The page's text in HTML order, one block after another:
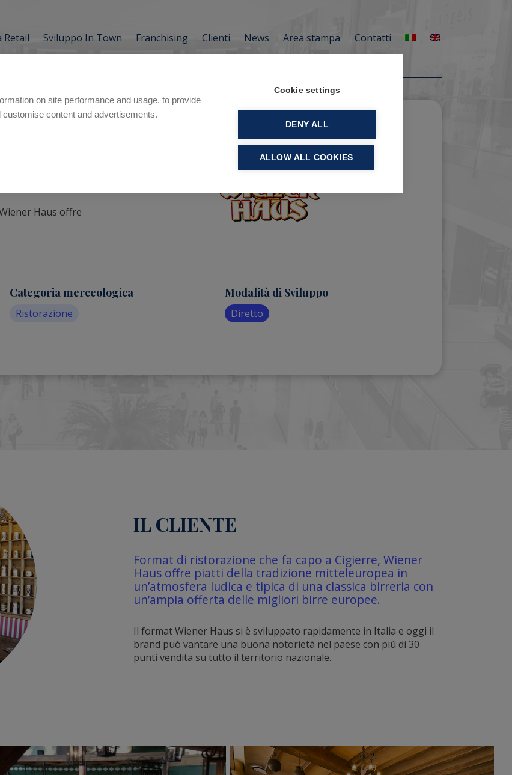
on site performance and usage, to provide
content and advertisements.
Cookie settings
DENY ALL
ALLOW ALL COOKIES
Retail Sviluppo In Town Franchising Clienti News Area stampa Contatti
Haus offre
Categoria merceologica
Ristorazione
Modalità di Sviluppo
Diretto
IL CLIENTE
Format di ristorazione che fa capo a Cigierre, Wiener
Haus offre piatti della tradizione mitteleuropea in
un’atmosfera ludica e tipica di una classica birreria con
un’ampia offerta delle migliori birre europee.
Il format Wiener Haus si è sviluppato rapidamente in Italia e oggi il
brand può vantare una buona notorietà nel paese con più di 30
punti vendita su tutto il territorio nazionale.